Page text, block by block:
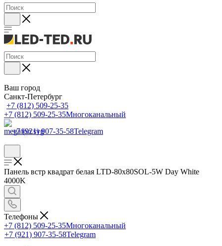
Ваш город
Санкт-Петербург
+7 (812) 509-25-35
+7 (812) 509-25-35Многоканальный
+7 (921) 907-35-58Telegram
Панель встр квадрат белая LTD-80x80SOL-5W Day White
4000K
Телефоны
+7 (812) 509-25-35Многоканальный
+7 (921) 907-35-58Telegram